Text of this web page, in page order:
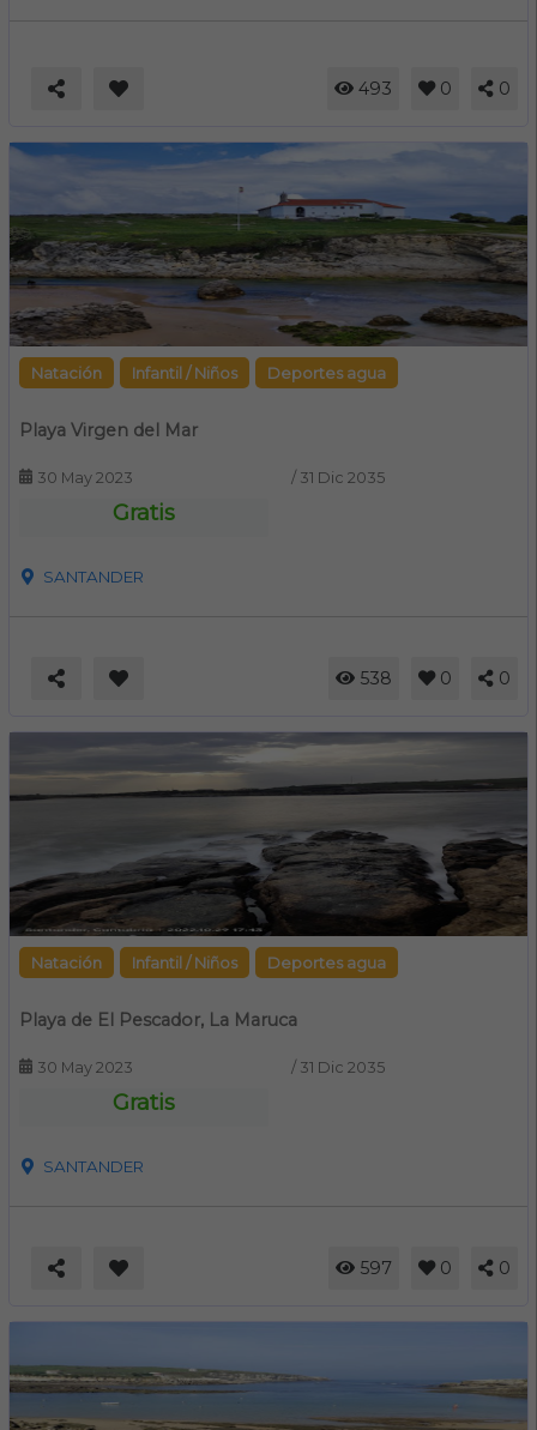
493 0 0
Natación Infantil / Niños Deportes agua
Playa Virgen del Mar
30 May 2023 / 31 Dic 2035
Gratis
SANTANDER
538 0 0
Natación Infantil / Niños Deportes agua
Playa de El Pescador, La Maruca
30 May 2023 / 31 Dic 2035
Gratis
SANTANDER
597 0 0